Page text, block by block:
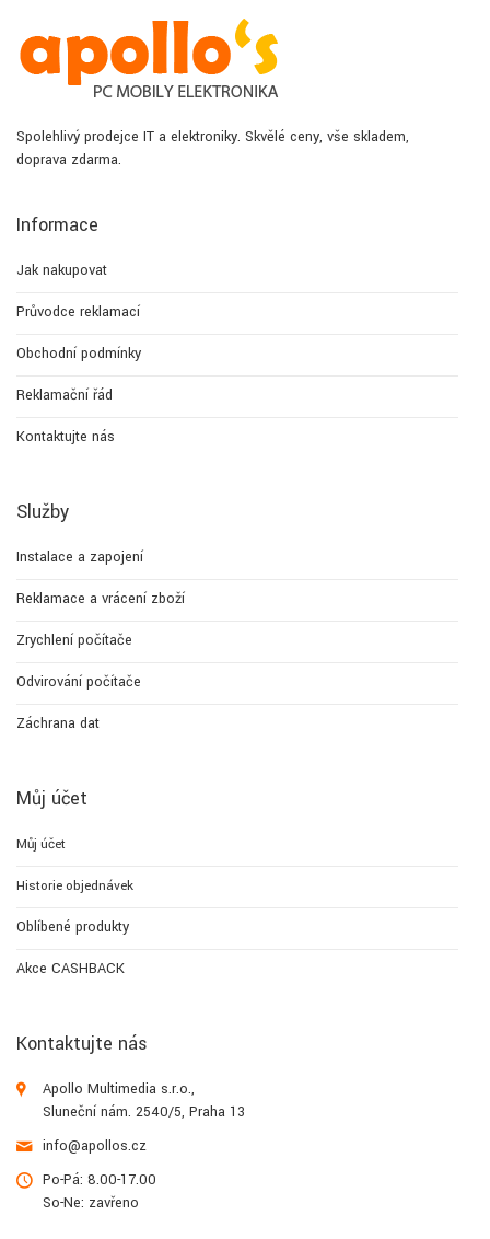
Spolehlivý prodejce IT a elektroniky. Skvělé ceny, vše skladem,
doprava zdarma.
Informace
Jak nakupovat
Průvodce reklamací
Obchodní podmínky
Reklamační řád
Kontaktujte nás
Služby
Instalace a zapojení
Reklamace a vrácení zboží
Zrychlení počítače
Odvirování počítače
Záchrana dat
Můj účet
Můj účet
Historie objednávek
Oblíbené produkty
Akce CASHBACK
Kontaktujte nás
Apollo Multimedia s.r.o.,
Sluneční nám. 2540/5, Praha 13
info@apollos.cz
Po-Pá: 8.00-17.00
So-Ne: zavřeno